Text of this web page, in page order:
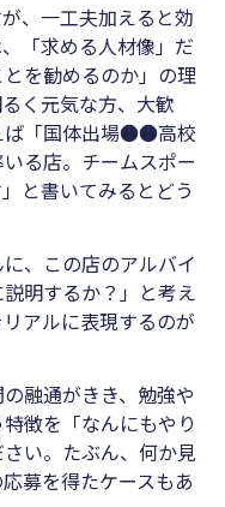
、一工夫加えると効
「求める人材像」だ
を勧めるのか」の理
く元気な方、大歓
ば「国体出場●●高校
る店。チームスポー
と書いてみるとどう
、この店のアルバイ
明するか？」と考え
アルに表現するのが
融通がきき、勉強や
徴を「なんにもやり
い。たぶん、何か見
募を得たケースもあ